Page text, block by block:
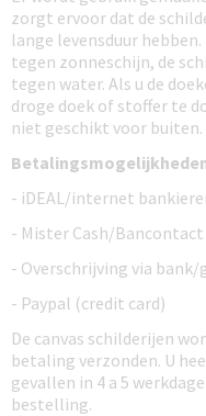
zorgt ervoor dat de
lange levensduur
tegen zonneschijn, de
tegen water. Als u de
droge doek of stoffer te
niet geschikt voor buiten.
- iDEAL/internet
- Mister Cash/
- Overschrijving via bank/
- Paypal (credit card)
De canvas schilderijen
betaling verzonden. U
gevallen in 4 a 5
bestelling.